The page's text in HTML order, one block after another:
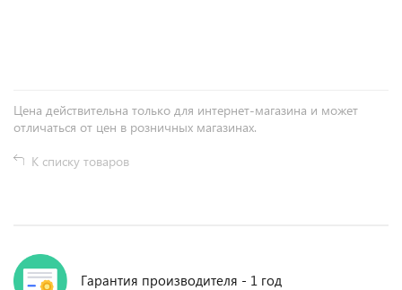
Цена действительна только для интернет-магазина и может
отличаться от цен в розничных магазинах.
К списку товаров
Гарантия производителя - 1 год